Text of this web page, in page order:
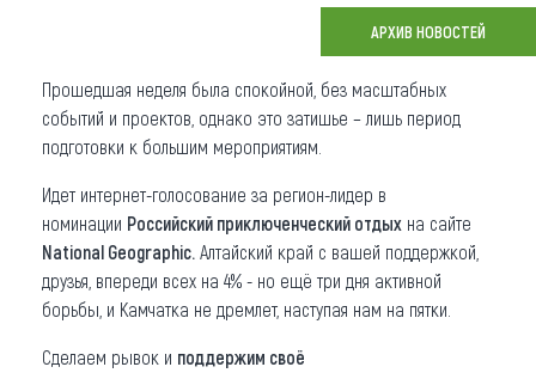
О регионе
Коллекция впечатлений
Другие рубрики
АРХИВ НОВОСТЕЙ
Прошедшая неделя была спокойной, без масштабных
событий и проектов, однако это затишье – лишь период
подготовки к большим мероприятиям.
Идет интернет-голосование за регион-лидер в
номинации Российский приключенческий отдых на сайте
National Geographic. Алтайский край с вашей поддержкой,
друзья, впереди всех на 4% - но ещё три дня активной
борьбы, и Камчатка не дремлет, наступая нам на пятки.
Сделаем рывок и поддержим своё